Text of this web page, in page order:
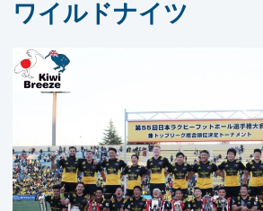
ワイルドナイツ